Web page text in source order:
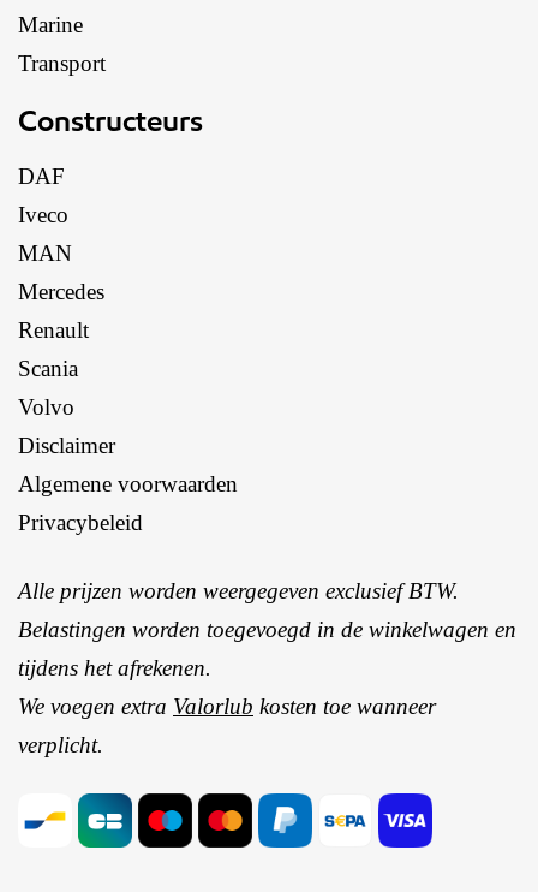
Marine
Transport
Constructeurs
DAF
Iveco
MAN
Mercedes
Renault
Scania
Volvo
Disclaimer
Algemene voorwaarden
Privacybeleid
Alle prijzen worden weergegeven exclusief BTW.
Belastingen worden toegevoegd in de winkelwagen en
tijdens het afrekenen.
We voegen extra Valorlub kosten toe wanneer
verplicht.